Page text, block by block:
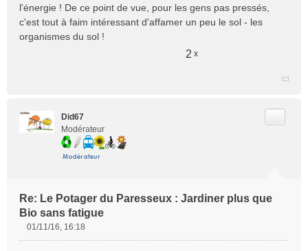
l'énergie ! De ce point de vue, pour les gens pas pressés,
c'est tout à faim intéressant d'affamer un peu le sol - les
organismes du sol !
2 x
Did67
Modérateur
Re: Le Potager du Paresseux : Jardiner plus que
Bio sans fatigue
01/11/16, 16:18